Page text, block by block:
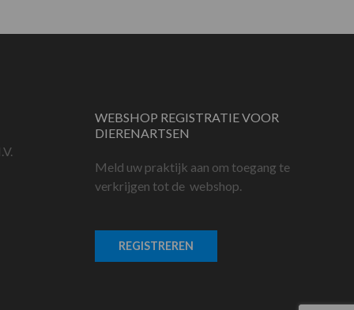
WEBSHOP REGISTRATIE VOOR
DIERENARTSEN
Meld uw praktijk aan om toegang te
verkrijgen tot de webshop.
REGISTREREN